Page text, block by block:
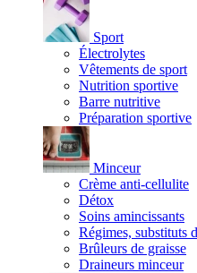
Sport
Électrolytes
Vêtements de sport
Nutrition sportive
Barre nutritive
Préparation sportive
Minceur
Crème anti-cellulite
Détox
Soins amincissants
Régimes, substituts
Brûleurs de graisse
Draineurs minceur